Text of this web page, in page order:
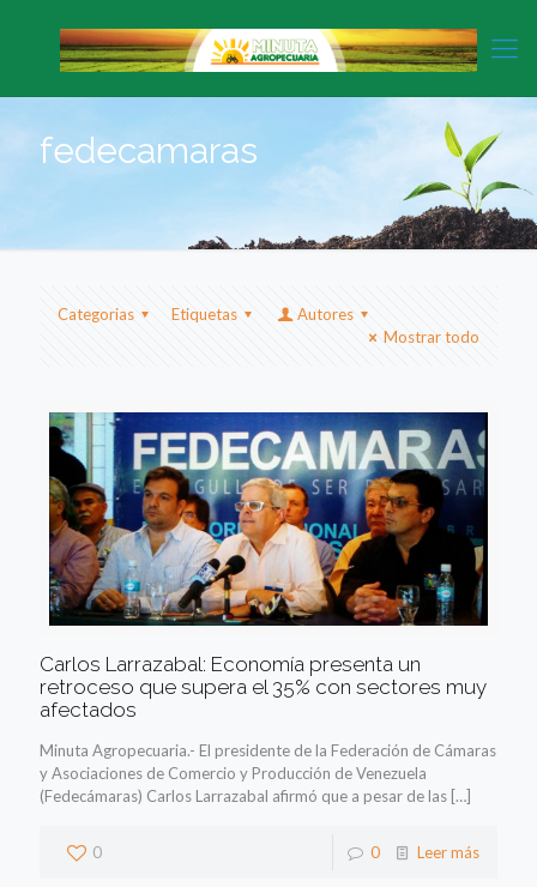
fedecamaras
Categorias Etiquetas
Autores
Mostrar todo
Carlos Larrazabal: Economía presenta un
retroceso que supera el 35% con sectores muy
afectados
Minuta Agropecuaria.- El presidente de la Federación de Cámaras
y Asociaciones de Comercio y Producción de Venezuela
(Fedecámaras) Carlos Larrazabal afirmó que a pesar de las […]
0 0 Leer más